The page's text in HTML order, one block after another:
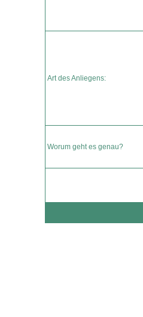
Art des Anliegens:
Worum geht es genau?